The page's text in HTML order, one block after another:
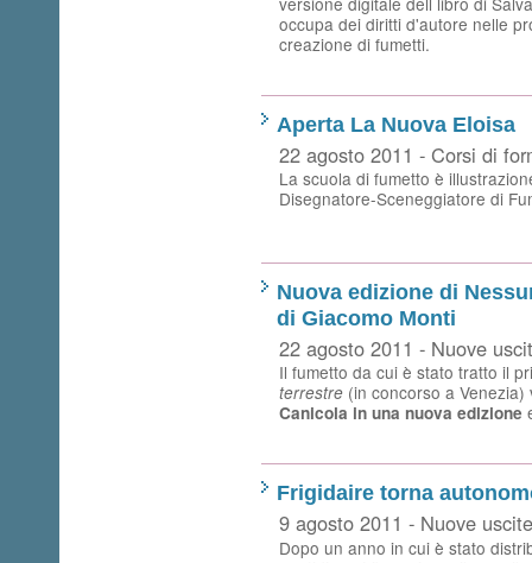
occupa dei diritti d'autore nelle
creazione di fumetti.
Aperta La Nuova Eloisa
22 agosto 2011 - Corsi di
La scuola di fumetto è
Disegnatore-Sceneggiatore di
Nuova edizione di
di Giacomo Monti
22 agosto 2011 - Nuove
Il fumetto da cui è stato tratto il
terrestre (in concorso a
Canicola in una nuova edizione
Frigidaire torna
9 agosto 2011 - Nuove uscite
Dopo un anno in cui è stato